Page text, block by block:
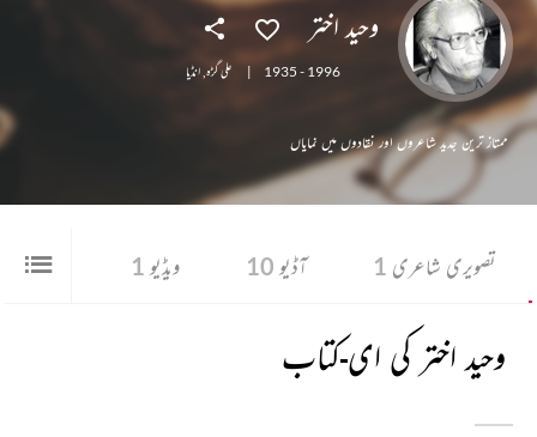
وحید اختر
1935 - 1996
| علی گڑہ,انڈیا
ممتاز ترین جدید شاعروں اور نقادوں میں نمایاں
تصویری شاعری 1 آڈیو 10 ویڈیو 1 دیگر
وحید اختر کی ای-کتاب